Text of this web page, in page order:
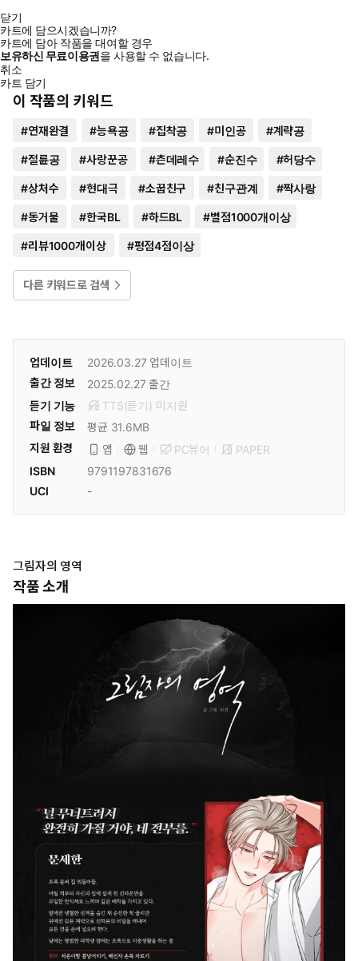
닫기
카트에 담으시겠습니까?
카트에 담아 작품을 대여할 경우
보유하신 무료이용권을 사용할 수 없습니다.
취소
카트 담기
이 작품의 키워드
#연재완결 #능욕공 #집착공 #미인공 #계략공
#절륜공 #사랑꾼공 #츤데레수 #순진수 #허당수
#상처수 #현대극 #소꿉친구 #친구관계 #짝사랑
#동거물 #한국BL #하드BL #별점1000개이상
#리뷰1000개이상 #평점4점이상
다른 키워드로 검색
업데이트 2026.03.27업데이트
출간 정보
2025.02.27 출간
듣기 기능
TTS(듣기) 미 지원
파일 정보
평균 31.6MB
지원 환경
앱 웹 PC뷰어
PAPER
ISBN
9791197831676
UCI
-
그림자의 영역
작품 소개